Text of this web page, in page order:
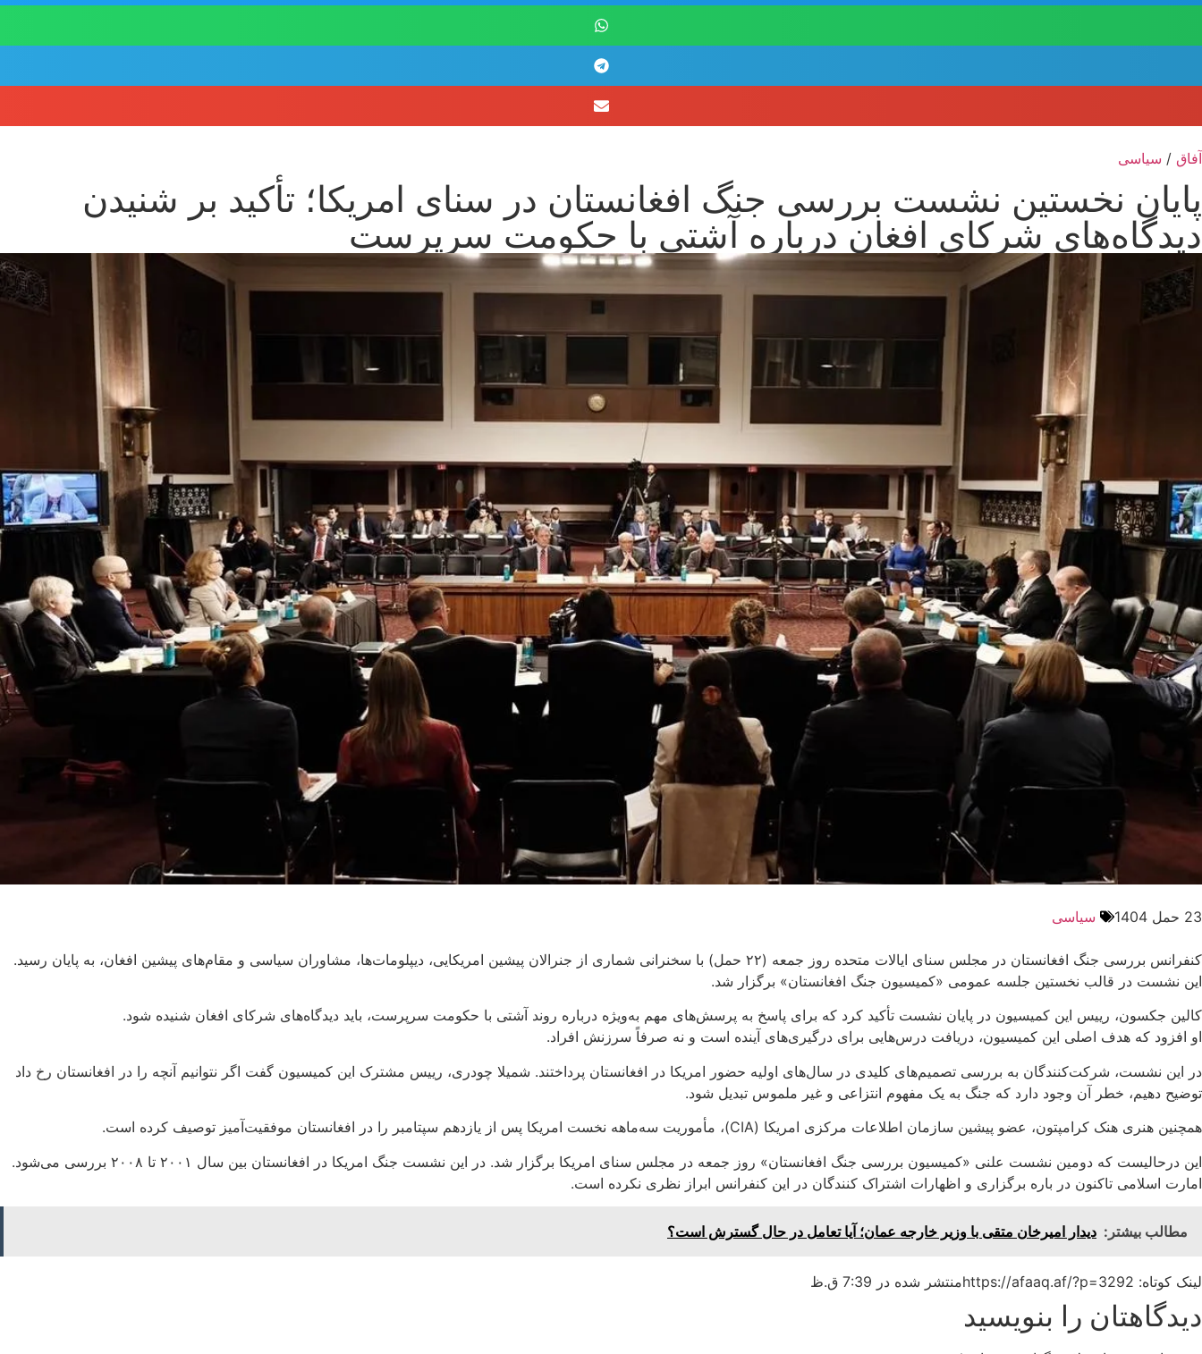
آفاق / سیاسی
پایان نخستین نشست بررسی جنگ افغانستان در سنای امریکا؛ تأکید بر شنیدن
دیدگاه‌های شرکای افغان درباره آشتی با حکومت سرپرست
23 حمل 1404 سیاسی
کنفرانس بررسی جنگ افغانستان در مجلس سنای ایالات متحده روز جمعه (۲۲ حمل) با سخنرانی شماری از جنرالان پیشین امریکایی، دیپلومات‌ها، مشاوران سیاسی و مقام‌های پیشین افغان، به پایان رسید.
این نشست در قالب نخستین جلسه عمومی «کمیسیون جنگ افغانستان» برگزار شد.
کالین جکسون، رییس این کمیسیون در پایان نشست تأکید کرد که برای پاسخ به پرسش‌های مهم به‌ویژه درباره روند آشتی با حکومت سرپرست، باید دیدگاه‌های شرکای افغان شنیده شود.
او افزود که هدف اصلی این کمیسیون، دریافت درس‌هایی برای درگیری‌های آینده است و نه صرفاً سرزنش افراد.
در این نشست، شرکت‌کنندگان به بررسی تصمیم‌های کلیدی در سال‌های اولیه حضور امریکا در افغانستان پرداختند. شمیلا چودری، رییس مشترک این کمیسیون گفت اگر نتوانیم آنچه را در افغانستان رخ داد
توضیح دهیم، خطر آن وجود دارد که جنگ به یک مفهوم انتزاعی و غیر ملموس تبدیل شود.
همچنین هنری هنک کرامپتون، عضو پیشین سازمان اطلاعات مرکزی امریکا (CIA)، مأموریت سه‌ماهه نخست امریکا پس از یازدهم سپتامبر را در افغانستان موفقیت‌آمیز توصیف کرده است.
این درحالیست که دومین نشست علنی «کمیسیون بررسی جنگ افغانستان» روز جمعه در مجلس سنای امریکا برگزار شد. در این نشست جنگ امریکا در افغانستان بین سال ۲۰۰۱ تا ۲۰۰۸ بررسی می‌شود.
امارت اسلامی تاکنون در باره برگزاری و اظهارات اشتراک کنندگان در این کنفرانس ابراز نظری نکرده است.
مطالب بیشتر: دیدار امیرخان متقی با وزیر خارجه عمان؛ آیا تعامل در حال گسترش است؟
لینک کوتاه: https://afaaq.af/?p=3292 منتشر شده در 7:39 ق.ظ
دیدگاهتان را بنویسید